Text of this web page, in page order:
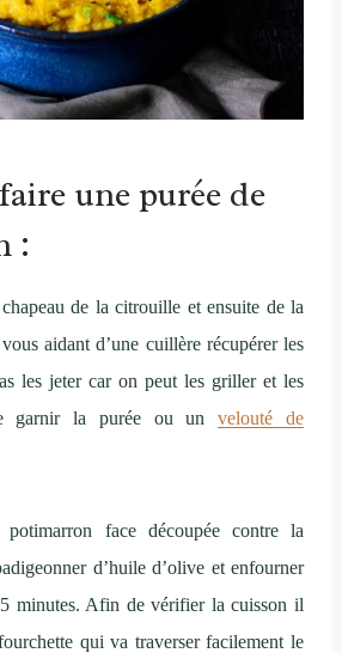
une purée de
:
de la citrouille et ensuite de la
aidant d’une cuillère récupérer les
les jeter car on peut les griller et les
garnir la purée ou unvelouté de
face découpée contre la
d’huile d’olive et enfourner
minutes. Afin de vérifier la cuisson il
qui va traverser facilement le